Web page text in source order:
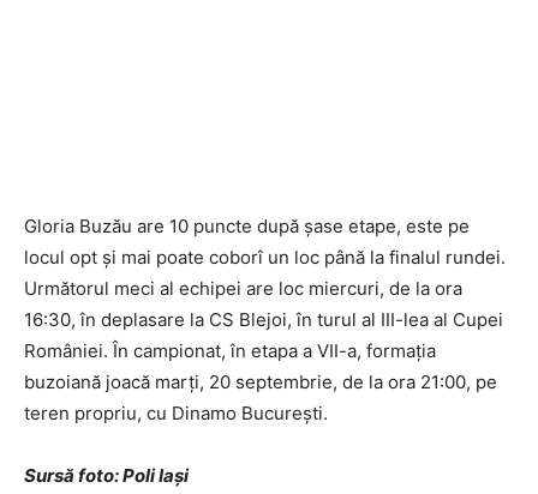
Gloria Buzău are 10 puncte după şase etape, este pe
locul opt și mai poate coborî un loc până la finalul rundei.
Următorul meci al echipei are loc miercuri, de la ora
16:30, în deplasare la CS Blejoi, în turul al III-lea al Cupei
României. În campionat, în etapa a VII-a, formaţia
buzoiană joacă marți, 20 septembrie, de la ora 21:00, pe
teren propriu, cu Dinamo Bucureşti.
Sursă foto: Poli Iaşi